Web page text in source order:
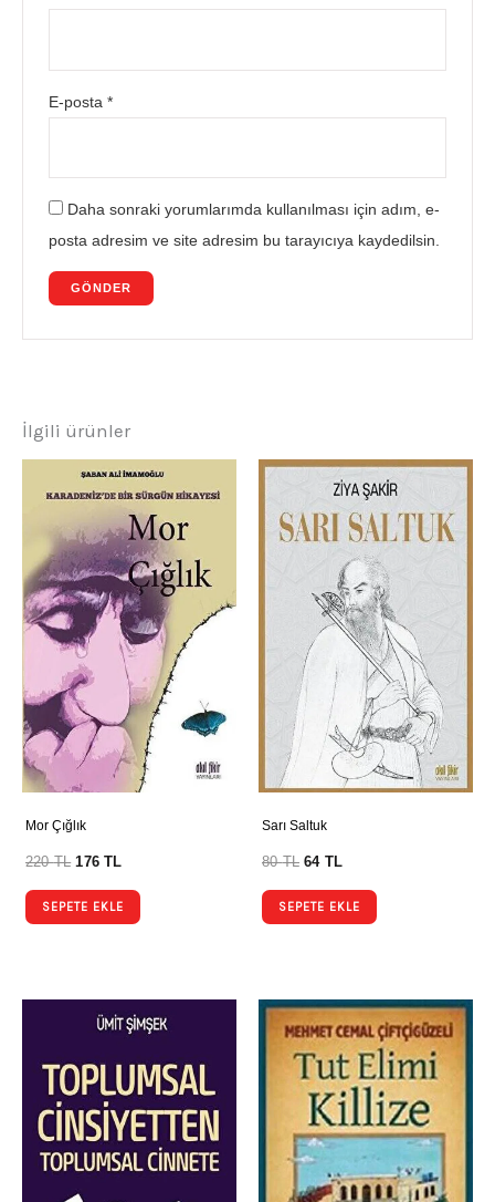
E-posta*
Daha sonraki yorumlarımda kullanılması için adım, e-
posta adresim ve site adresim bu tarayıcıya kaydedilsin.
İlgili ürünler
Mor Çığlık
220TL 176TL
SEPETE EKLE
Sarı Saltuk
80TL 64 TL
SEPETE EKLE